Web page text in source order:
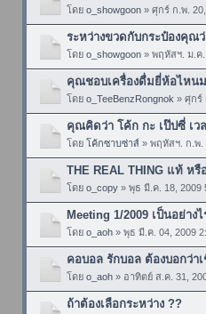
โดย o_showgoon» ศุกร์ ก.พ. 20,
ระหว่างขวดกับกระป๋องคุณ
โดย o_showgoon» พฤหัสฯ. ม.ค.
คุณชอบเครื่องดื่มยี่ห้อไหน
โดย o_TeeBenzRongnok » ศุกร์
คุณคิดว่า โค้ก กะ เป๊ปซี่ เ
โดย โค้กซาบซ่าส์» พฤหัสฯ. ก.พ.
THE REAL THING แท้ หรื
โดย o_copy» พุธ มี.ค. 18, 2009
Meeting 1/2009 เป็นอย่างไ
โดย o_aoh» พุธ มี.ค. 04, 2009
คอบอล รักบอล ต้องบอกว่า
โดย o_aoh» อาทิตย์ ส.ค. 31,
ถ้าต้องเลือกระหว่าง ??